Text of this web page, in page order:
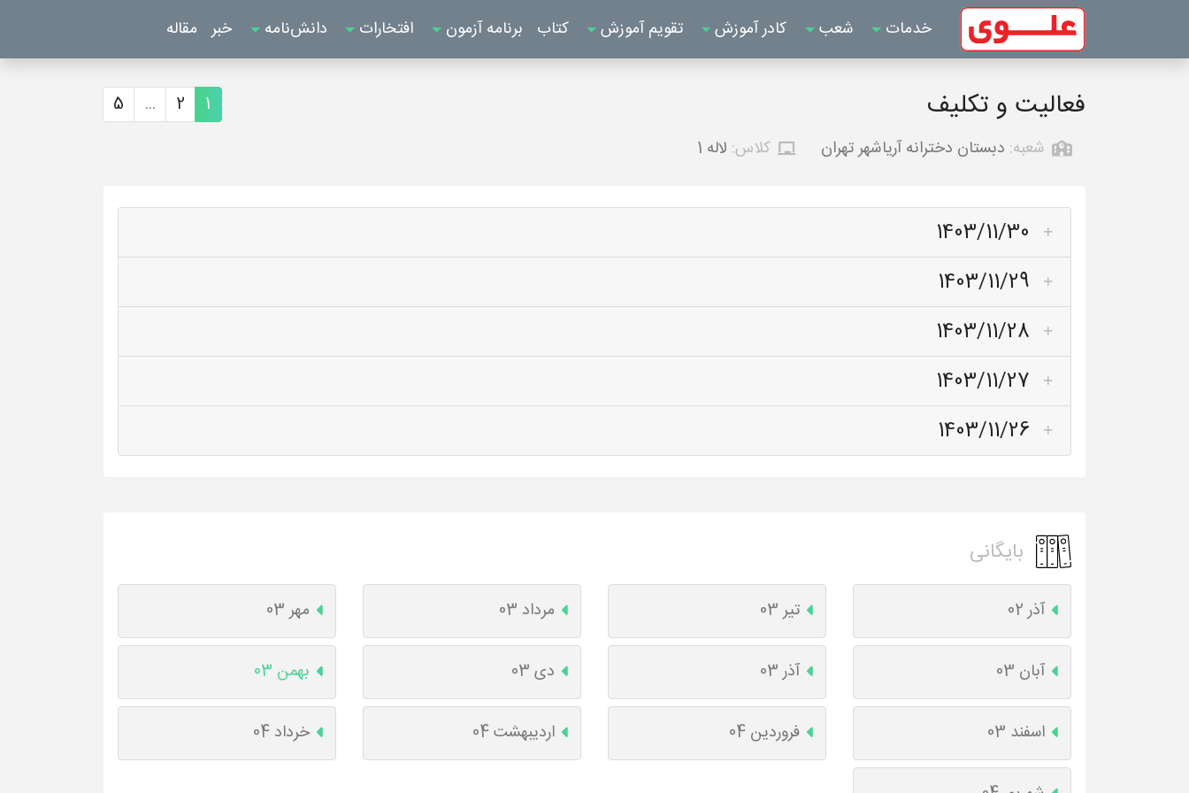
خدمات شعب کادر آموزش تقویم آموزش کتاب برنامه آزمون افتخارات دانش‌نامه خبر مقاله
فعالیت و تکلیف 1
2
...
5
شعبه: دبستان دخترانه آریاشهر تهران کلاس: لاله 1
1403/11/30
1403/11/29
1403/11/28
1403/11/27
1403/11/26
بایگانی
آذر 02 تیر 03 مرداد 03 مهر 03
آبان 03 آذر 03 دی 03 بهمن 03
اسفند 03 فروردین 04 اردیبهشت 04 خرداد 04